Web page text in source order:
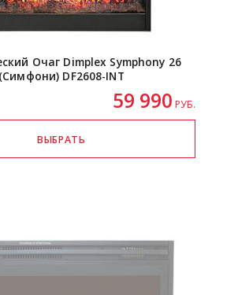
Очаг Dimplex Symphony 26
(Симфони) DF2608-INT
59 990 РУБ.